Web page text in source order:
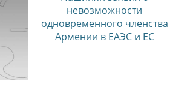
невозможности
одновременного членства
Армении в ЕАЭС и ЕС